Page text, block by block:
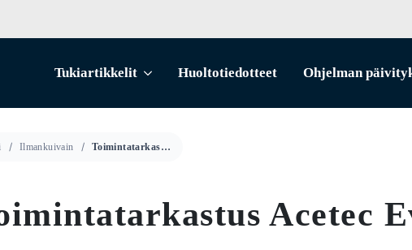
Tukiartikkelit Huoltotiedotteet Ohjelman
Ilmankuivain Toimintatarkastus Acetec EvoDry RD (video)
Acetec